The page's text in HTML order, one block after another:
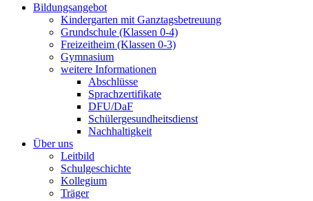
Bildungsangebot
Kindergarten mit Ganztagsbetreuung
Grundschule (Klassen 0-4)
Freizeitheim (Klassen 0-3)
Gymnasium
weitere Informationen
Abschlüsse
Sprachzertifikate
DFU/DaF
Schülergesundheitsdienst
Nachhaltigkeit
Über uns
Leitbild
Schulgeschichte
Kollegium
Träger